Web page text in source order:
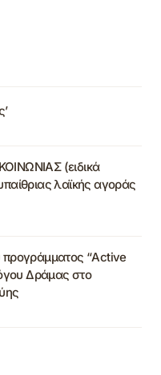
(ειδικά
λαϊκής αγοράς
προγράμματος “Active
Δράμας στο